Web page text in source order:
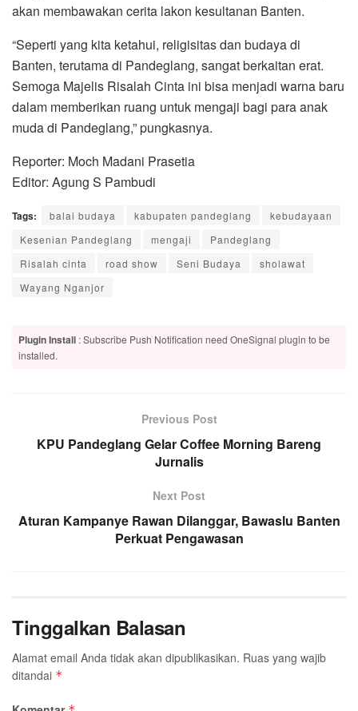
akan membawakan cerita lakon kesultanan Banten.
“Seperti yang kita ketahui, religisitas dan budaya di
Banten, terutama di Pandeglang, sangat berkaitan erat.
Semoga Majelis Risalah Cinta ini bisa menjadi warna baru
dalam memberikan ruang untuk mengaji bagi para anak
muda di Pandeglang,” pungkasnya.
Reporter: Moch Madani Prasetia
Editor: Agung S Pambudi
Tags: balai budaya kabupaten pandeglang
kebudayaan
Kesenian Pandeglang
mengaji
Pandeglang
Risalah cinta
road show Seni Budaya
sholawat
Wayang Nganjor
Plugin Install : Subscribe Push Notification need OneSignal plugin to be
installed.
Previous Post
KPU Pandeglang Gelar Coffee Morning Bareng
Jurnalis
Next Post
Aturan Kampanye Rawan Dilanggar, Bawaslu Banten
Perkuat Pengawasan
Tinggalkan Balasan
Alamat email Anda tidak akan dipublikasikan. Ruas yang wajib
ditandai *